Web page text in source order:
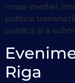
mass-mediei,
politice
publică și a
Riga